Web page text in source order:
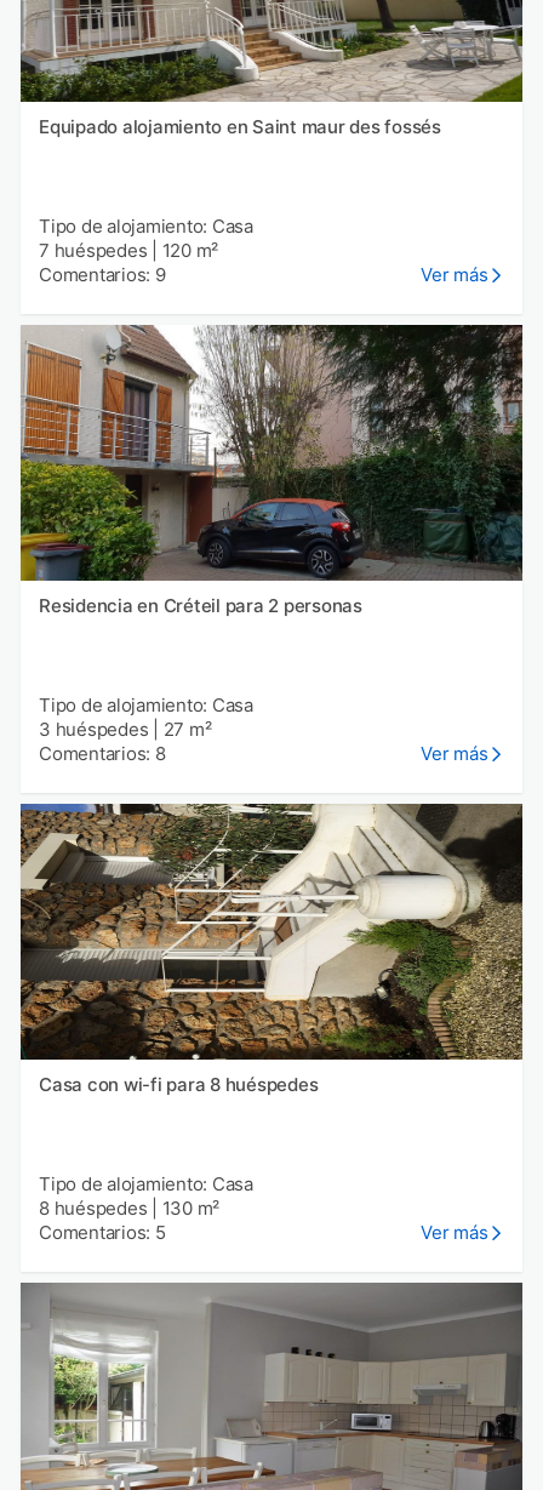
Equipado alojamiento en Saint maur des fossés
Tipo de alojamiento: Casa
7 huéspedes
120 m²
Comentarios: 9
Ver más
Residencia en Créteil para 2 personas
Tipo de alojamiento: Casa
3 huéspedes
27 m²
Comentarios: 8
Ver más
Casa con wi-fi para 8 huéspedes
Tipo de alojamiento: Casa
8 huéspedes
130 m²
Comentarios: 5
Ver más